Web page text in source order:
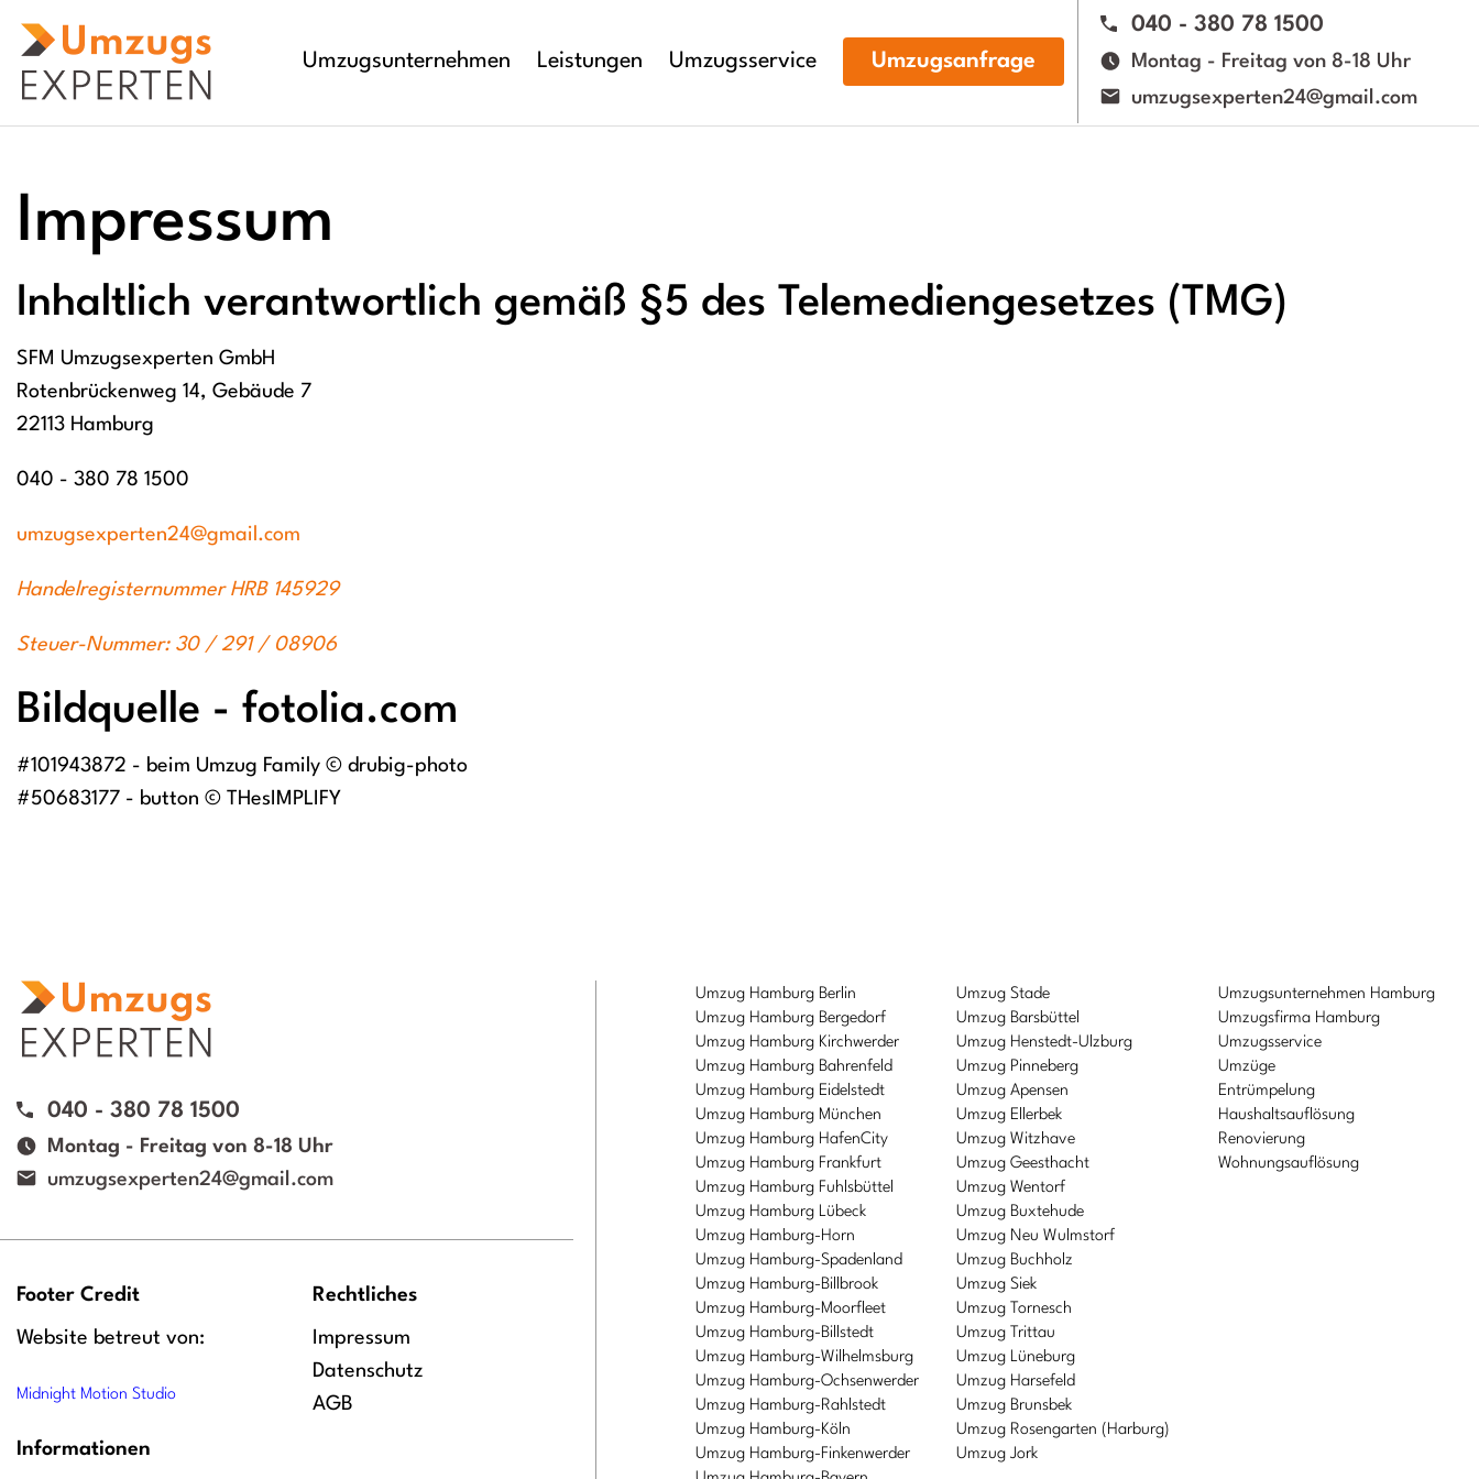
Umzugsunternehmen Leistungen Umzugsservice Umzugsanfrage
040 - 380 78 1500
Montag - Freitag von 8-18 Uhr
umzugsexperten24@gmail.com
Impressum
Inhaltlich verantwortlich gemäß §5 des Telemediengesetzes (TMG)
SFM Umzugsexperten GmbH
Rotenbrückenweg 14, Gebäude 7
22113 Hamburg
040 - 380 78 1500
umzugsexperten24@gmail.com
Handelregisternummer HRB 145929
Steuer-Nummer: 30 / 291 / 08906
Bildquelle - fotolia.com
#101943872 - beim Umzug Family © drubig-photo
#50683177 - button © THesIMPLIFY
040 - 380 78 1500
Montag - Freitag von 8-18 Uhr
umzugsexperten24@gmail.com
Footer Credit
Website betreut von:
Midnight Motion Studio
Informationen
Rechtliches
Impressum
Datenschutz
AGB
Umzug Hamburg Berlin
Umzug Hamburg Bergedorf
Umzug Hamburg Kirchwerder
Umzug Hamburg Bahrenfeld
Umzug Hamburg Eidelstedt
Umzug Hamburg München
Umzug Hamburg HafenCity
Umzug Hamburg Frankfurt
Umzug Hamburg Fuhlsbüttel
Umzug Hamburg Lübeck
Umzug Hamburg-Horn
Umzug Hamburg-Spadenland
Umzug Hamburg-Billbrook
Umzug Hamburg-Moorfleet
Umzug Hamburg-Billstedt
Umzug Hamburg-Wilhelmsburg
Umzug Hamburg-Ochsenwerder
Umzug Hamburg-Rahlstedt
Umzug Hamburg-Köln
Umzug Hamburg-Finkenwerder
Umzug Stade
Umzug Barsbüttel
Umzug Henstedt-Ulzburg
Umzug Pinneberg
Umzug Apensen
Umzug Ellerbek
Umzug Witzhave
Umzug Geesthacht
Umzug Wentorf
Umzug Buxtehude
Umzug Neu Wulmstorf
Umzug Buchholz
Umzug Siek
Umzug Tornesch
Umzug Trittau
Umzug Lüneburg
Umzug Harsefeld
Umzug Brunsbek
Umzug Rosengarten (Harburg)
Umzug Jork
Umzugsunternehmen Hamburg
Umzugsfirma Hamburg
Umzugsservice
Umzüge
Entrümpelung
Haushaltsauflösung
Renovierung
Wohnungsauflösung